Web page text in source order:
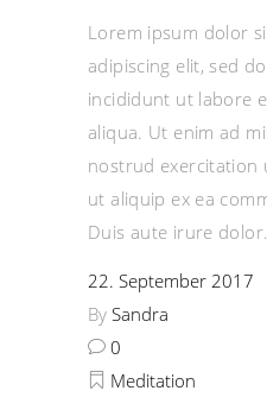
Lorem ipsum dolor
adipiscing elit, sed
incididunt ut labore
aliqua. Ut enim ad
nostrud exercitation
ut aliquip ex ea
Duis aute irure dolor
22. September 2017
By Sandra
0
Meditation